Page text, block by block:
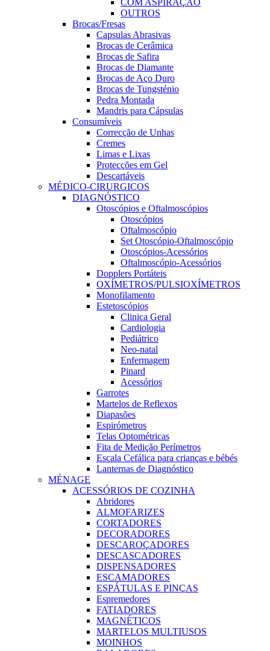
COM ASPIRAÇÃO
OUTROS
Brocas/Fresas
Capsulas Abrasivas
Brocas de Cerâmica
Brocas de Safira
Brocas de Diamante
Brocas de Aço Duro
Brocas de Tungsténio
Pedra Montada
Mandris para Cápsulas
Consumíveis
Correcção de Unhas
Cremes
Limas e Lixas
Protecções em Gel
Descartáveis
MÉDICO-CIRURGICOS
DIAGNÓSTICO
Otoscópios e Oftalmoscópios
Otoscópios
Oftalmoscópio
Set Otoscópio-Oftalmoscópio
Otoscópios-Acessórios
Oftalmoscópio-Acessórios
Dopplers Portáteis
OXÍMETROS/PULSIOXÍMETROS
Monofilamento
Estetoscópios
Clinica Geral
Cardiologia
Pediátrico
Neo-natal
Enfermagem
Pinard
Acessórios
Garrotes
Martelos de Reflexos
Diapasões
Espirómetros
Telas Optométricas
Fita de Medição Perímetros
Escala Cefálica para crianças e bébés
Lanternas de Diagnóstico
MÉNAGE
ACESSÓRIOS DE COZINHA
Abridores
ALMOFARIZES
CORTADORES
DECORADORES
DESCAROÇADORES
DESCASCADORES
DISPENSADORES
ESCAMADORES
ESPÁTULAS E PINÇAS
Espremedores
FATIADORES
MAGNÉTICOS
MARTELOS MULTIUSOS
MOINHOS